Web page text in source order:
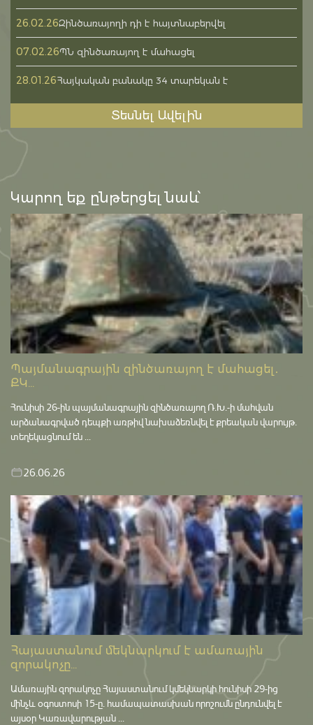
26.02.26Զինծառայողի դի է հայտնաբերվել
07.02.26ՊՆ զինծառայող է մահացել
28.01.26Հայկական բանակը 34 տարեկան է
Տեսնել Ավելին
Կարող եք ընթերցել նաև՝
Պայմանագրային զինծառայող է մահացել․
ՔԿ...
Հունիսի 26-ին պայմանագրային զինծառայող Ռ.Խ.-ի մահվան
արձանագրված դեպքի առթիվ նախաձեռնվել է քրեական վարույթ․
տեղեկացնում են ...
26.06.26
Հայաստանում մեկնարկում է ամառային
զորակոչը...
Ամառային զորակոչը Հայաստանում կմեկնարկի հունիսի 29-ից
մինչև օգոստոսի 15-ը․ համապատասխան որոշումն ընդունվել է
այսօր Կառավարության ...